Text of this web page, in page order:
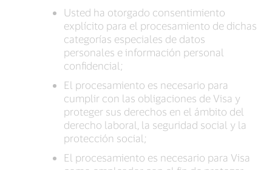
Usted ha otorgado consentimiento
explícito para el procesamiento de dichas
categorías especiales de datos
personales e información personal
confidencial;
El procesamiento es necesario para
cumplir con las obligaciones de Visa y
proteger sus derechos en el ámbito del
derecho laboral, la seguridad social y la
protección social;
El procesamiento es necesario para Visa